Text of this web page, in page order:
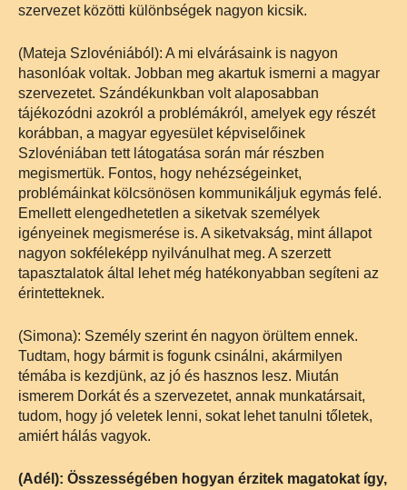
szervezet közötti különbségek nagyon kicsik.
(Mateja Szlovéniából): A mi elvárásaink is nagyon
hasonlóak voltak. Jobban meg akartuk ismerni a magyar
szervezetet. Szándékunkban volt alaposabban
tájékozódni azokról a problémákról, amelyek egy részét
korábban, a magyar egyesület képviselőinek
Szlovéniában tett látogatása során már részben
megismertük. Fontos, hogy nehézségeinket,
problémáinkat kölcsönösen kommunikáljuk egymás felé.
Emellett elengedhetetlen a siketvak személyek
igényeinek megismerése is. A siketvakság, mint állapot
nagyon sokféleképp nyilvánulhat meg. A szerzett
tapasztalatok által lehet még hatékonyabban segíteni az
érintetteknek.
(Simona): Személy szerint én nagyon örültem ennek.
Tudtam, hogy bármit is fogunk csinálni, akármilyen
témába is kezdjünk, az jó és hasznos lesz. Miután
ismerem Dorkát és a szervezetet, annak munkatársait,
tudom, hogy jó veletek lenni, sokat lehet tanulni tőletek,
amiért hálás vagyok.
(Adél): Összességében hogyan érzitek magatokat így,